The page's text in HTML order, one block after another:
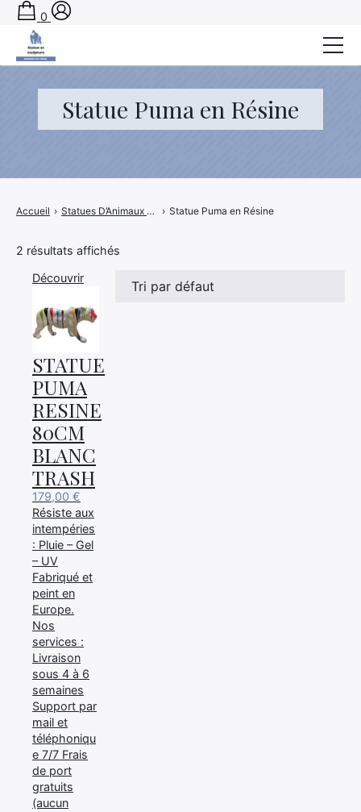
Statue Puma en Résine
Accueil › Statues D’Animaux en Résine › Statue Puma en Résine
2 résultats affichés
Découvrir
STATUE
PUMA
RESINE
80CM
BLANC
TRASH
179,00 €
Résiste aux
intempéries
: Pluie – Gel
– UV
Fabriqué et
peint en
Europe.
Nos
services :
Livraison
sous 4 à 6
semaines
Support par
mail et
téléphoniqu
e 7/7 Frais
de port
gratuits
(aucun
0
Accueil
Statues D’Animaux en Résine